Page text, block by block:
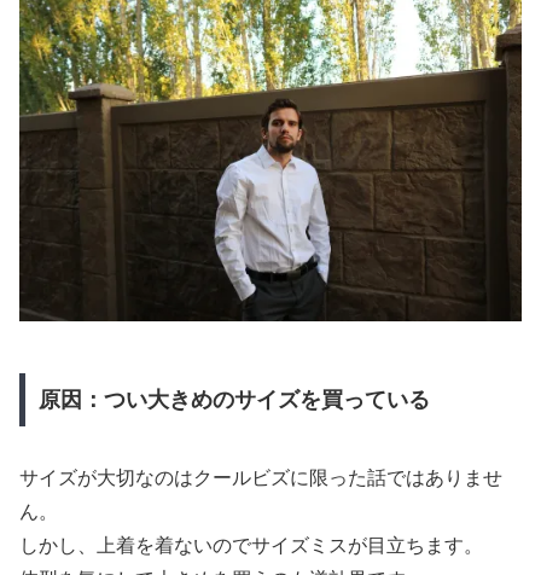
原因：つい大きめのサイズを買っている
サイズが大切なのはクールビズに限った話ではありませ
ん。
しかし、上着を着ないのでサイズミスが目立ちます。